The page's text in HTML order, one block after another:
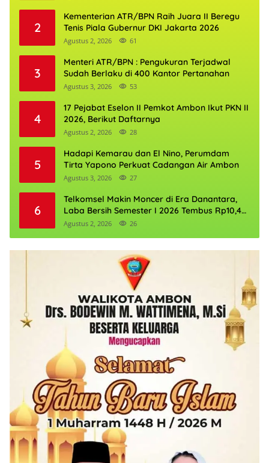
2
Kementerian ATR/BPN Raih Juara II Beregu
Tenis Piala Gubernur DKI Jakarta 2026
Agustus 2, 2026 61
3
Menteri ATR/BPN : Pengukuran Terjadwal
Sudah Berlaku di 400 Kantor Pertanahan
Agustus 3, 2026 53
4
17 Pejabat Eselon II Pemkot Ambon Ikut PKN II
2026, Berikut Daftarnya
Agustus 2, 2026 28
5
Hadapi Kemarau dan El Nino, Perumdam
Tirta Yapono Perkuat Cadangan Air Ambon
Agustus 3, 2026 27
6
Telkomsel Makin Moncer di Era Danantara,
Laba Bersih Semester I 2026 Tembus Rp10,4
Triliun
Agustus 2, 2026 26